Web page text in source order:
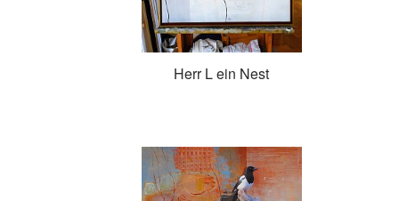
Herr L ein Nest